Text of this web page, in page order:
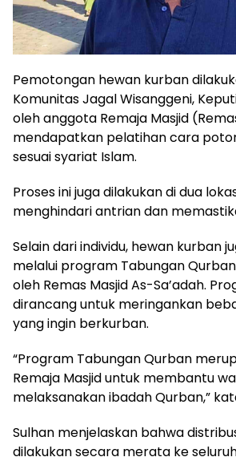
Pemotongan hewan kurban
Komunitas Jagal Wisanggeni,
oleh anggota Remaja Masjid
mendapatkan pelatihan cara
sesuai syariat Islam.
Proses ini juga dilakukan di dua
menghindari antrian dan
Selain dari individu, hewan kurban
melalui program Tabungan
oleh Remas Masjid As-Sa’adah.
dirancang untuk meringankan
yang ingin berkurban.
“Program Tabungan Qurban
Remaja Masjid untuk membantu
melaksanakan ibadah Qurban,”
Sulhan menjelaskan bahwa
dilakukan secara merata ke